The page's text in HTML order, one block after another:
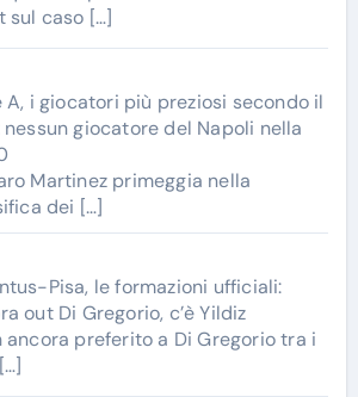
sul caso […]
A, i giocatori più preziosi secondo il
nessun giocatore del Napoli nella
Martinez primeggia nella
dei […]
Pisa, le formazioni ufficiali:
out Di Gregorio, c’è Yildiz
ancora preferito a Di Gregorio tra i
[…]